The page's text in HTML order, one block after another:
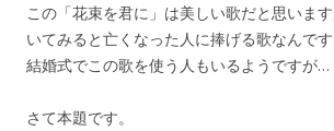
この「花束を君に」は美しい歌だと思いま
いてみると亡くなった人に捧げる歌なんです
結婚式でこの歌を使う人もいるようですが…
さて本題です。